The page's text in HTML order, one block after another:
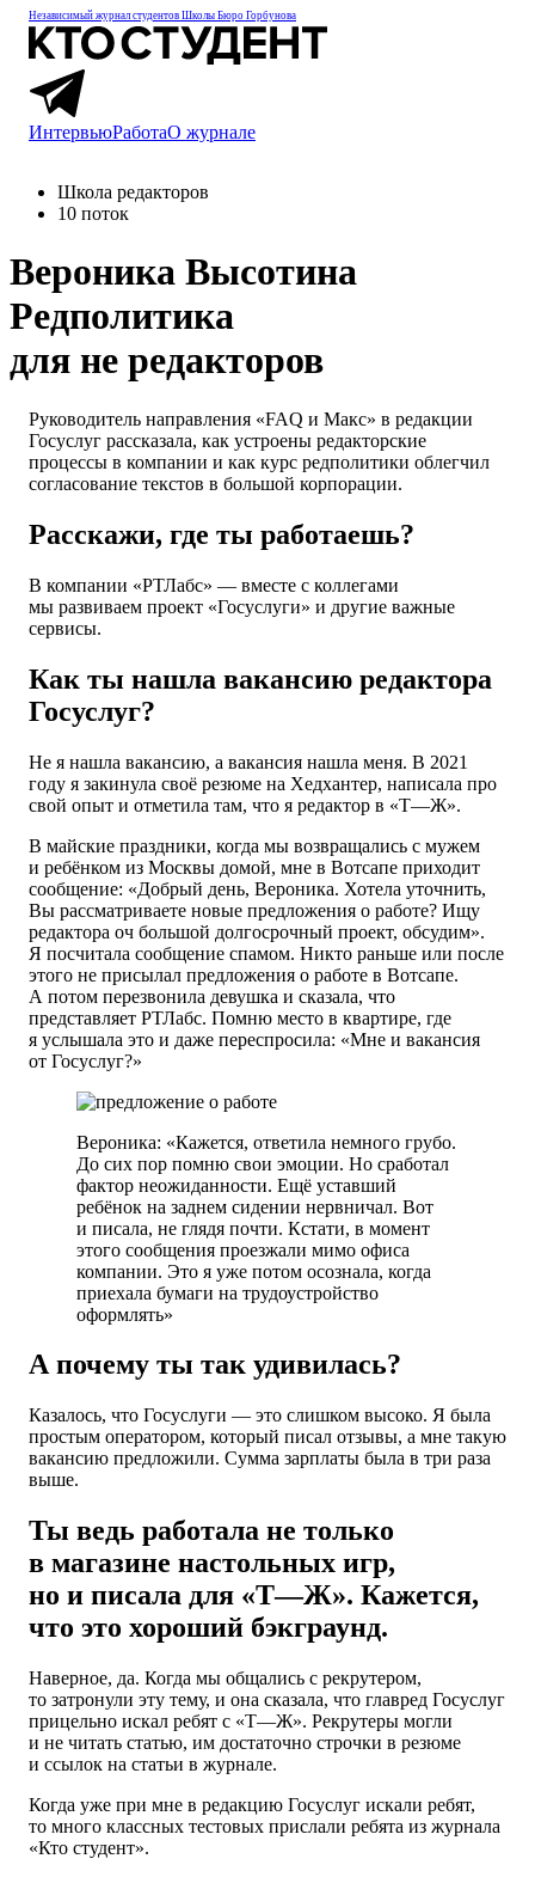
Независимый журнал студентов Школы Бюро Горбунова
ИнтервьюРаботаО журнале
Школа редакторов
10 поток
Вероника Высотина
Редполитика
для не редакторов
Руководитель направления «FAQ и Макс» в редакции
Госуслуг рассказала, как устроены редакторские
процессы в компании и как курс редполитики облегчил
согласование текстов в большой корпорации.
Расскажи, где ты работаешь?
В компании «РТЛабс» — вместе с коллегами
мы развиваем проект «Госуслуги» и другие важные
сервисы.
Как ты нашла вакансию редактора
Госуслуг?
Не я нашла вакансию, а вакансия нашла меня. В 2021
году я закинула своё резюме на Хедхантер, написала про
свой опыт и отметила там, что я редактор в «Т—Ж».
В майские праздники, когда мы возвращались с мужем
и ребёнком из Москвы домой, мне в Вотсапе приходит
сообщение: «Добрый день, Вероника. Хотела уточнить,
Вы рассматриваете новые предложения о работе? Ищу
редактора оч большой долгосрочный проект, обсудим».
Я посчитала сообщение спамом. Никто раньше или после
этого не присылал предложения о работе в Вотсапе.
А потом перезвонила девушка и сказала, что
представляет РТЛабс. Помню место в квартире, где
я услышала это и даже переспросила: «Мне и вакансия
от Госуслуг?»
Вероника: «Кажется, ответила немного грубо.
До сих пор помню свои эмоции. Но сработал
фактор неожиданности. Ещё уставший
ребёнок на заднем сидении нервничал. Вот
и писала, не глядя почти. Кстати, в момент
этого сообщения проезжали мимо офиса
компании. Это я уже потом осознала, когда
приехала бумаги на трудоустройство
оформлять»
А почему ты так удивилась?
Казалось, что Госуслуги — это слишком высоко. Я была
простым оператором, который писал отзывы, а мне такую
вакансию предложили. Сумма зарплаты была в три раза
выше.
Ты ведь работала не только
в магазине настольных игр,
но и писала для «Т—Ж». Кажется,
что это хороший бэкграунд.
Наверное, да. Когда мы общались с рекрутером,
то затронули эту тему, и она сказала, что главред Госуслуг
прицельно искал ребят с «Т—Ж». Рекрутеры могли
и не читать статью, им достаточно строчки в резюме
и ссылок на статьи в журнале.
Когда уже при мне в редакцию Госуслуг искали ребят,
то много классных тестовых прислали ребята из журнала
«Кто студент».